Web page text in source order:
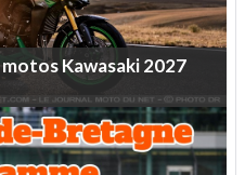
motosKawasaki2027